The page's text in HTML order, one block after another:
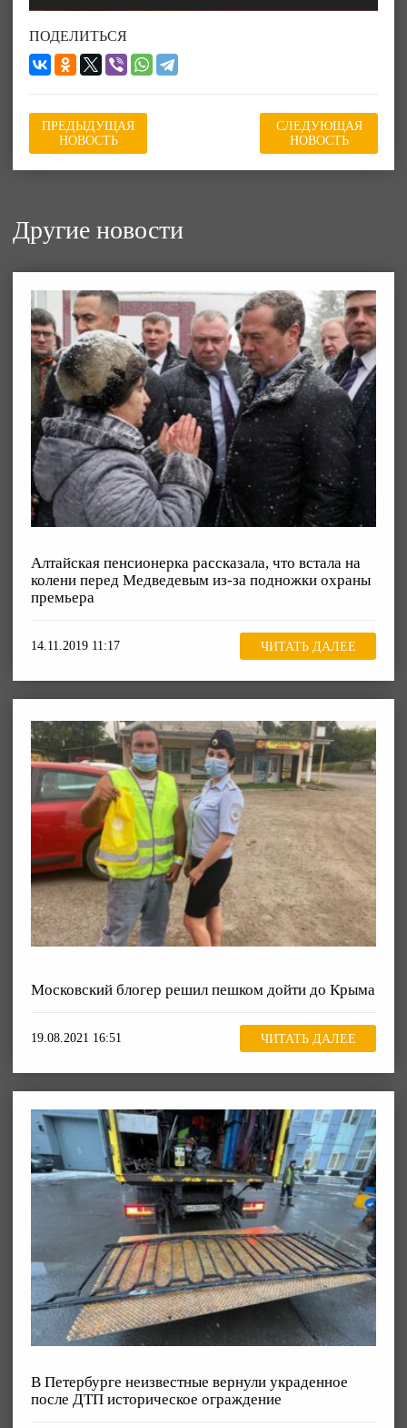
ПОДЕЛИТЬСЯ
ПРЕДЫДУЩАЯ
НОВОСТЬ
СЛЕДУЮЩАЯ
НОВОСТЬ
Другие новости
Алтайская пенсионерка рассказала, что встала на
колени перед Медведевым из-за подножки охраны
премьера
14.11.2019 11:17 ЧИТАТЬ ДАЛЕЕ
Московский блогер решил пешком дойти до Крыма
19.08.2021 16:51 ЧИТАТЬ ДАЛЕЕ
В Петербурге неизвестные вернули украденное
после ДТП историческое ограждение